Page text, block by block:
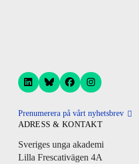
Prenumerera på vårt nyhetsbrev
ADRESS & KONTAKT
Sveriges unga akademi
Lilla Frescativägen 4A